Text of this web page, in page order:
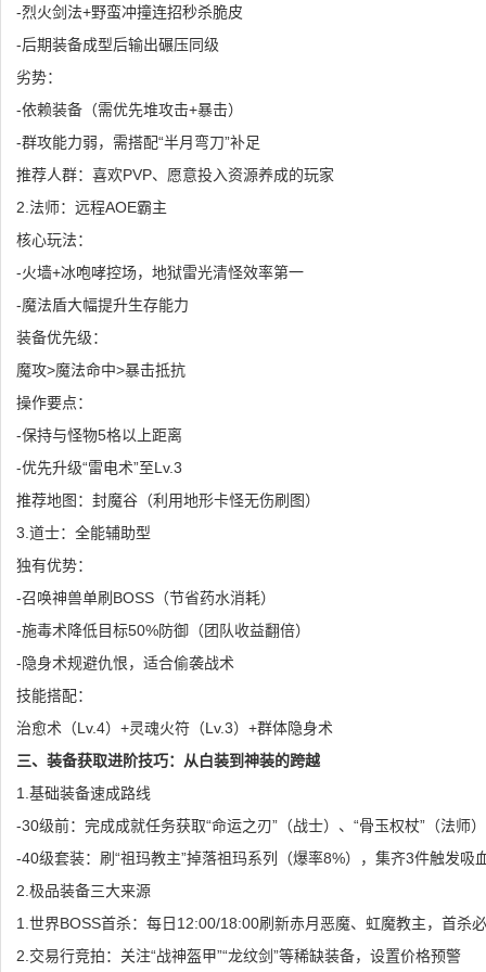
-烈火剑法+野蛮冲撞连招秒杀脆皮
-后期装备成型后输出碾压同级
劣势：
-依赖装备（需优先堆攻击+暴击）
-群攻能力弱，需搭配“半月弯刀”补足
推荐人群：喜欢PVP、愿意投入资源养成的玩家
2.法师：远程AOE霸主
核心玩法：
-火墙+冰咆哮控场，地狱雷光清怪效率第一
-魔法盾大幅提升生存能力
装备优先级：
魔攻>魔法命中>暴击抵抗
操作要点：
-保持与怪物5格以上距离
-优先升级“雷电术”至Lv.3
推荐地图：封魔谷（利用地形卡怪无伤刷图）
3.道士：全能辅助型
独有优势：
-召唤神兽单刷BOSS（节省药水消耗）
-施毒术降低目标50%防御（团队收益翻倍）
-隐身术规避仇恨，适合偷袭战术
技能搭配：
治愈术（Lv.4）+灵魂火符（Lv.3）+群体隐身术
三、装备获取进阶技巧：从白装到神装的跨越
1.基础装备速成路线
-30级前：完成成就任务获取“命运之刃”（战士）、“骨玉权杖”（法师
-40级套装：刷“祖玛教主”掉落祖玛系列（爆率8%），集齐3件触发吸
2.极品装备三大来源
1.世界BOSS首杀：每日12:00/18:00刷新赤月恶魔、虹魔教主，首杀
2.交易行竞拍：关注“战神盔甲”“龙纹剑”等稀缺装备，设置价格预警